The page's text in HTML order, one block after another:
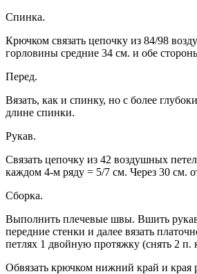
Спинка.
Крючком связать цепочку из 84/98
горловины средние 34 см. и обе
Перед.
Вязать, как и спинку, но с более
длине спинки.
Рукав.
Связать цепочку из 42 воздушных
каждом 4-м ряду = 5/7 см. Через 30 см.
Сборка.
Выполнить плечевые швы. Вшить
передние стенки и далее вязать
петлях 1 двойную протяжку (снять 2 п.
Обвязать крючком нижний край и края